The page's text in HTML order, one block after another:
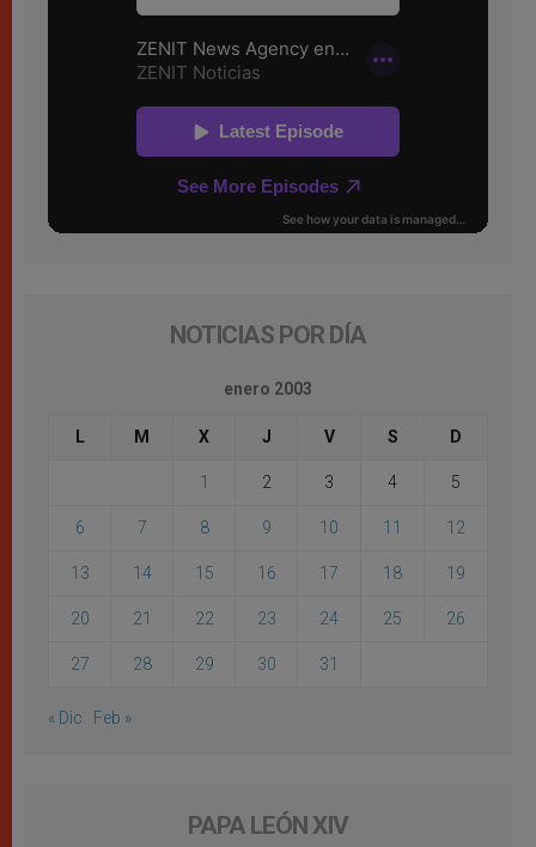
NOTICIAS POR DÍA
enero 2003
L M X J V S D
1 2 3 4 5
6 7 8 9 10 11 12
13 14 15 16 17 18 19
20 21 22 23 24 25 26
27 28 29 30 31
« Dic Feb »
PAPA LEÓN XIV